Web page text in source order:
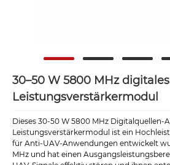
30–50 W 5800 MHz
Leistungsverstärkermodul
Dieses 30-50 W 5800 MHz Digitalquellen-
Leistungsverstärkermodul ist ein
für Anti-UAV-Anwendungen entwickelt
MHz und hat einen